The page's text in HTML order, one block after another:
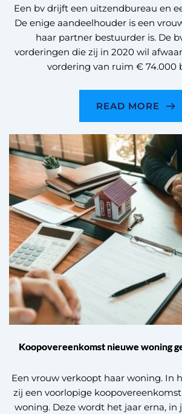
Een bv drijft een uitzendbureau en
De enige aandeelhouder is een
haar partner bestuurder is. De
vorderingen die zij in 2020 wil
vordering van ruim € 74.000
READ MORE
Koopovereenkomst nieuwe woning
Een vrouw verkoopt haar woning. In
zij een voorlopige
woning. Deze wordt het jaar erna, in